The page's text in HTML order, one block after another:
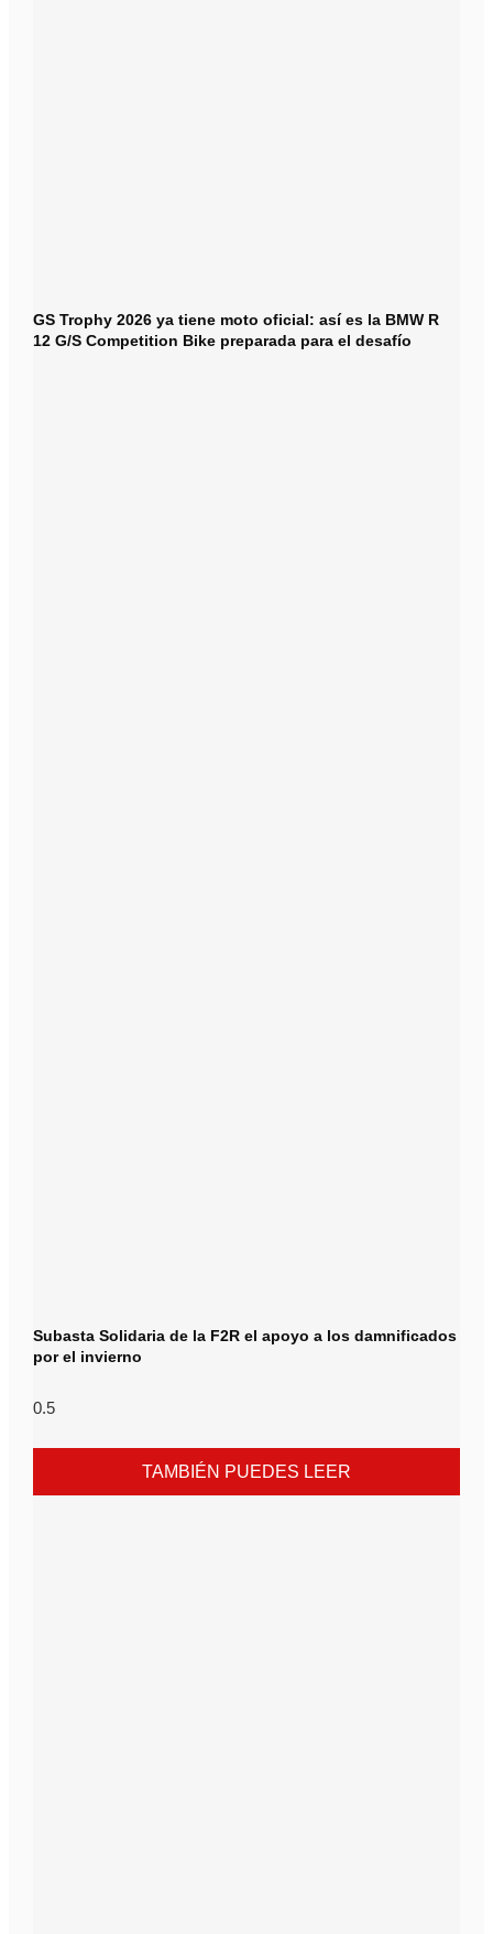
GS Trophy 2026 ya tiene moto oficial: así es la BMW R
12 G/S Competition Bike preparada para el desafío
Subasta Solidaria de la F2R el apoyo a los damnificados
por el invierno
TAMBIÉN PUEDES LEER